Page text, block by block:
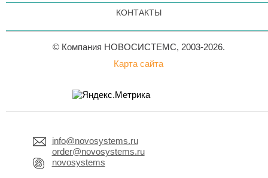
КОНТАКТЫ
© Компания НОВОСИСТЕМС, 2003-2026.
Карта сайта
info@novosystems.ru
order@novosystems.ru
novosystems